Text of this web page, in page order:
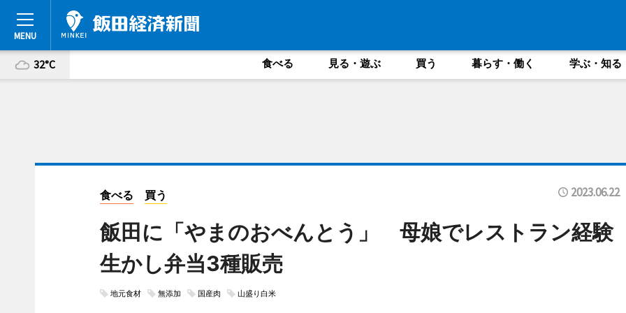
32°C 食べる 見る・遊ぶ 買う 暮らす・働く 学ぶ・知る
食べる 買う 2023.06.22
飯田に「やまのおべんとう」 母娘でレストラン経験
生かし弁当3種販売
地元食材 無添加 国産肉 山盛り白米